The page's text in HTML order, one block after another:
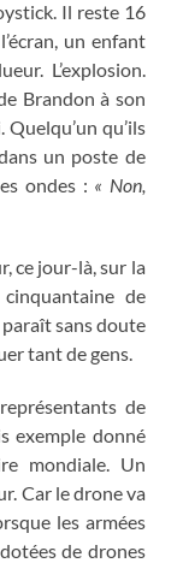
Il reste 16
un enfant
L’explosion.
Brandon à son
qu’ils
un poste de
ondes : « Non,
ce jour-là, sur la
de
paraît sans doute
tant de gens.
de
exemple donné
mondiale. Un
Car le drone va
les armées
de drones